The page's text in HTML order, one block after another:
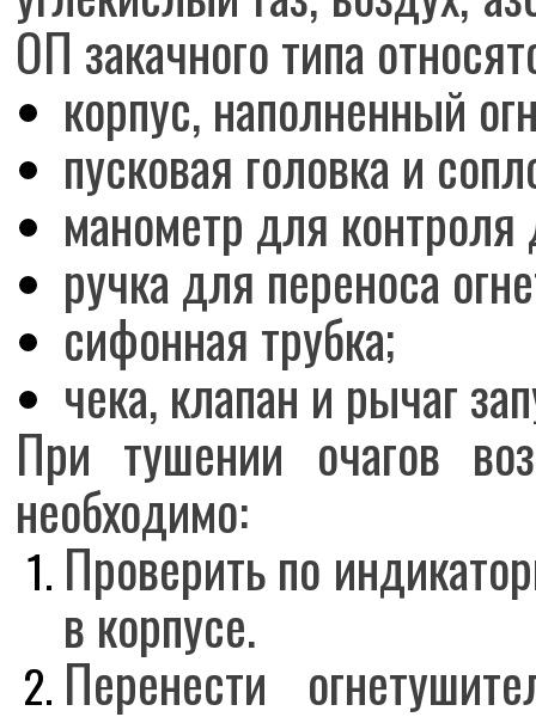
ОП закачного типа
корпус, наполненный
пусковая головка и
манометр для контроля
ручка для переноса
сифонная трубка;
чека, клапан и рычаг
При тушении очагов
необходимо:
Проверить по
в корпусе.
Перенести